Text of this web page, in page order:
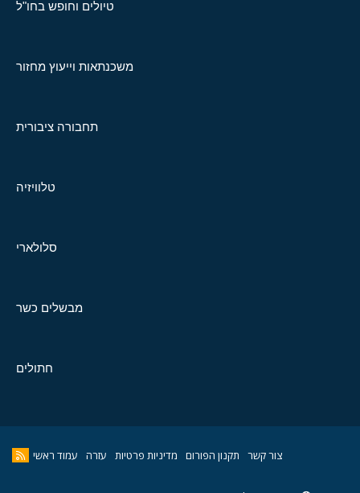
טיולים וחופש בחו"ל
משכנתאות וייעוץ מחזור
תחבורה ציבורית
טלוויזיה
סלולארי
מבשלים כשר
חתולים
צור קשר תקנון הפורום מדיניות פרטיות עזרה עמוד ראשי